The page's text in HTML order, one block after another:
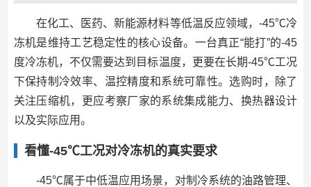
在化工、医药、新能源材料等低温反应领域，-45℃冷
冻机是维持工艺稳定性的核心设备。一台真正“能打”的-45
度冷冻机，不仅需要达到目标温度，更要在长期-45℃工况
下保持制冷效率、温控精度和系统可靠性。选购时，除了
关注压缩机，更应考察厂家的系统集成能力、换热器设计
以及实际应用。
看懂-45℃工况对冷冻机的真实要求
-45℃属于中低温应用场景，对制冷系统的油路管理、